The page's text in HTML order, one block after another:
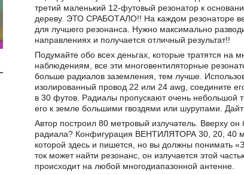
третий маленький 12-футовый резонатор к
дереву. ЭТО СРАБОТАЛО!! На каждом резонаторе
для лучшего резонанса. Нужно максимально
направлениях и получается отличный результат!!
Подумайте обо всех деньгах, которые тратятся на
наблюдениям, все эти многовентиляторные
больше радиалов заземления, тем лучше.
изолированный провод 22 или 24 awg, соедините
в 30 футов. Радиалы пропускают очень небольшой
его к земле большими гвоздями или шурупами.
Автор построил 80 метровый излучатель. Вверху
радиала? Конфигурация ВЕНТИЛЯТОРА 30, 20, 40
которой здесь и пишется, но вы должны понимать
ток может найти резонанс, он излучается этой
происходит на любой многодиапазонной антенне.